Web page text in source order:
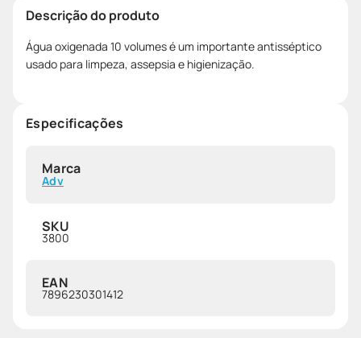
Descrição do produto
Água oxigenada 10 volumes é um importante antisséptico
usado para limpeza, assepsia e higienização.
Especificações
Marca
Adv
SKU
3800
EAN
7896230301412